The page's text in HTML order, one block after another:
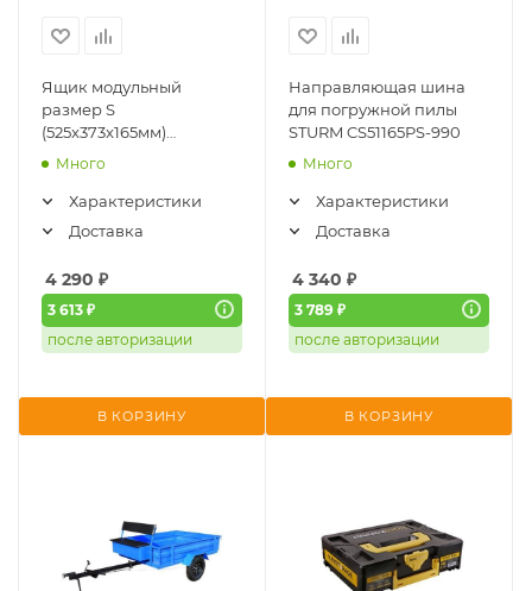
Ящик модульный
размер S
(525x373x165мм)
HANSTORAGE PLUS
Много
Характеристики
Доставка
4 290 ₽
3 613 ₽
после авторизации
В КОРЗИНУ
Направляющая шина
для погружной пилы
STURM CS51165PS-990
Много
Характеристики
Доставка
4 340 ₽
3 789 ₽
после авторизации
В КОРЗИНУ